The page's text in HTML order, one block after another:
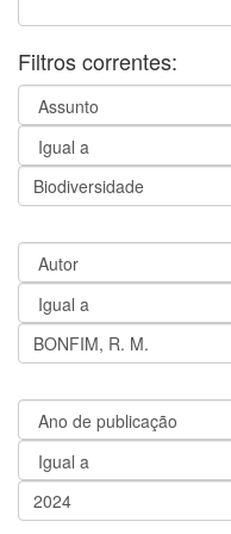
Filtros correntes: